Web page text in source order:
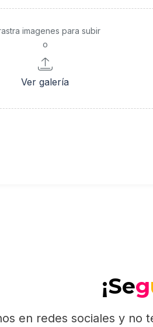
imagenes para subir
o
Ver galería
¡Seg
en redes sociales y no